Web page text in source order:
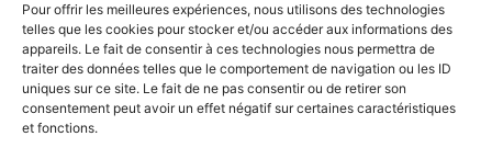
Pour offrir les meilleures expériences, nous utilisons des technologies
telles que les cookies pour stocker et/ou accéder aux informations des
appareils. Le fait de consentir à ces technologies nous permettra de
traiter des données telles que le comportement de navigation ou les ID
uniques sur ce site. Le fait de ne pas consentir ou de retirer son
consentement peut avoir un effet négatif sur certaines caractéristiques
et fonctions.
Run To Kick 2025 : quand la musique, la course